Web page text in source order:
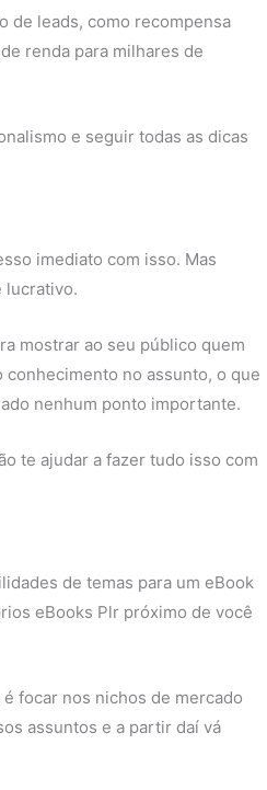
de leads, como recompensa
renda para milhares de
e seguir todas as dicas
imediato com isso. Mas
lucrativo.
mostrar ao seu público quem
no assunto, o que
nenhum ponto importante.
te ajudar a fazer tudo isso com
de temas para um eBook
eBooks Plr próximo de você
focar nos nichos de mercado
assuntos e a partir daí vá